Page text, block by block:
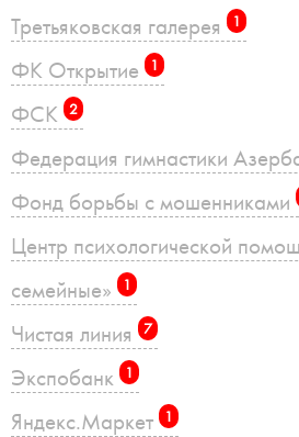
Третьяковская галерея 1
ФК Открытие 1
ФСК 2
Федерация гимнастики
Фонд борьбы с мошенниками
Центр психологической
семейные»
1
Чистая линия 7
Экспобанк 1
Яндекс.Маркет 1